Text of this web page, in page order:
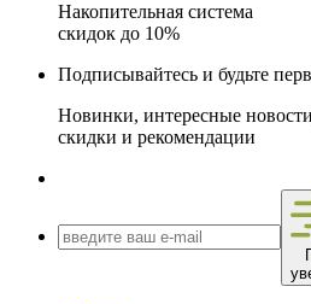
Накопительная система
скидок до 10%
Подписывайтесь и будьте
Новинки, интересные
скидки и рекомендации